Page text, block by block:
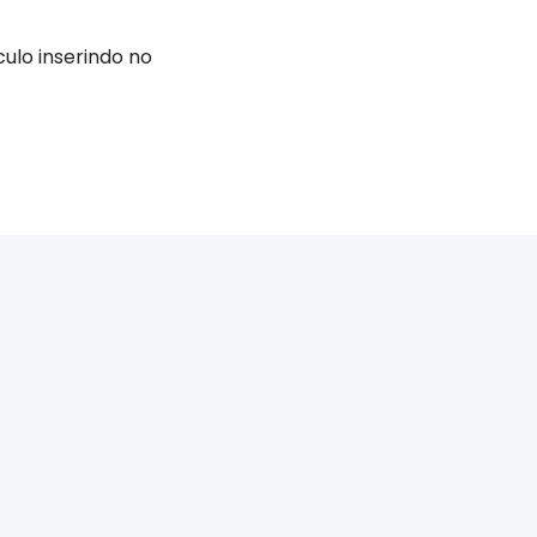
inserindo no